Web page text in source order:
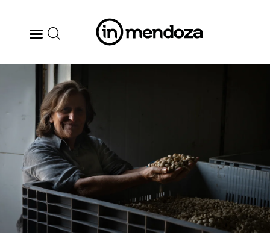
BODEGAS
GASTRONOMÍA
ARTE & CULTURA
MÚSICA
DÓNDE IR
TENDENCIAS